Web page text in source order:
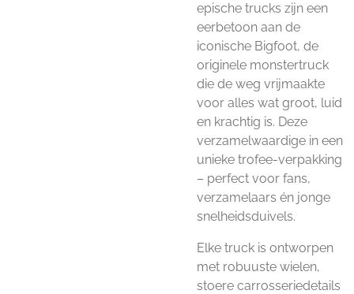
epische trucks zijn een
eerbetoon aan de
iconische Bigfoot, de
originele monstertruck
die de weg vrijmaakte
voor alles wat groot, luid
en krachtig is. Deze
verzamelwaardige in een
unieke trofee-verpakking
– perfect voor fans,
verzamelaars én jonge
snelheidsduivels.
Elke truck is ontworpen
met robuuste wielen,
stoere carrosseriedetails